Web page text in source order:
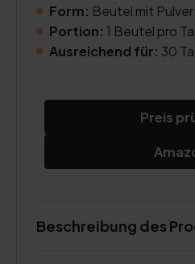
Form: Beutel mit Pulver
Portion: 1 Beutel pro
Ausreichend für: 30
Preis
Beschreibung des